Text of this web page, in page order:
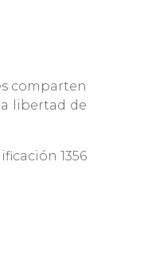
comparten
libertad de
1356